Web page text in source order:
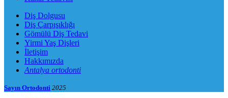
Diş Dolgusu
Diş Çarpışıklığı
Gömülü Diş Tedavi
Yirmi Yaş Dişleri
İletişim
Hakkımızda
Antalya ortodonti
Sayın Ortodonti 2025